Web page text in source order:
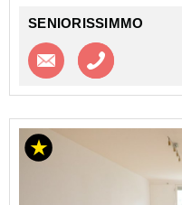
SENIORISSIMMO
Contacter l'agence